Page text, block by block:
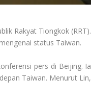
Rakyat Tiongkok (RRT).
status Taiwan.
pers di Beijing. Ia
Taiwan. Menurut Lin,